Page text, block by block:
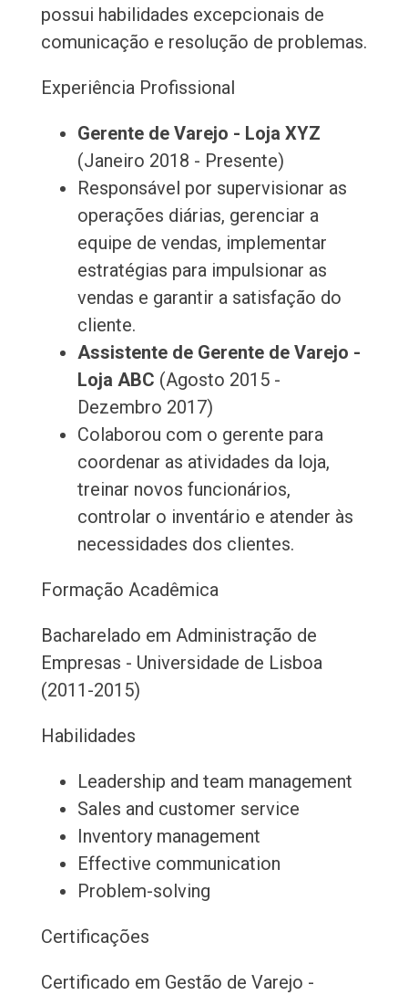
possui habilidades excepcionais de
comunicação e resolução de problemas.
Experiência Profissional
Gerente de Varejo - Loja XYZ
(Janeiro 2018 - Presente)
Responsável por supervisionar as
operações diárias, gerenciar a
equipe de vendas, implementar
estratégias para impulsionar as
vendas e garantir a satisfação do
cliente.
Assistente de Gerente de Varejo -
Loja ABC (Agosto 2015 -
Dezembro 2017)
Colaborou com o gerente para
coordenar as atividades da loja,
treinar novos funcionários,
controlar o inventário e atender às
necessidades dos clientes.
Formação Acadêmica
Bacharelado em Administração de
Empresas - Universidade de Lisboa
(2011-2015)
Habilidades
Leadership and team management
Sales and customer service
Inventory management
Effective communication
Problem-solving
Certificações
Certificado em Gestão de Varejo -